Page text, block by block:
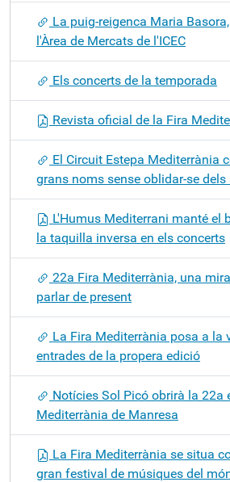
La puig-reigenca Maria
l'Àrea de Mercats de l'ICEC
Els concerts de la temporada
Revista oficial de la Fira
El Circuit Estepa Mediterrània
grans noms sense oblidar-se
L'Humus Mediterrani manté el
la taquilla inversa en els concerts
22a Fira Mediterrània, una
parlar de present
La Fira Mediterrània posa a la
entrades de la propera edició
Notícies Sol Picó obrirà la 22a
Mediterrània de Manresa
La Fira Mediterrània se situa
gran festival de músiques del